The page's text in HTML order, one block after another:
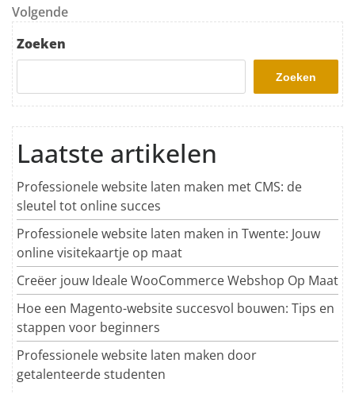
Volgend bericht
Volgende
Zoeken
Zoeken
Laatste artikelen
Professionele website laten maken met CMS: de
sleutel tot online succes
Professionele website laten maken in Twente: Jouw
online visitekaartje op maat
Creëer jouw Ideale WooCommerce Webshop Op Maat
Hoe een Magento-website succesvol bouwen: Tips en
stappen voor beginners
Professionele website laten maken door
getalenteerde studenten